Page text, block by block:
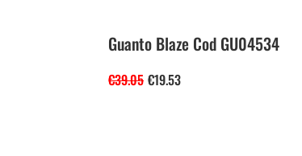
Guanto Blaze Cod GU04534
€39.05 €19.53